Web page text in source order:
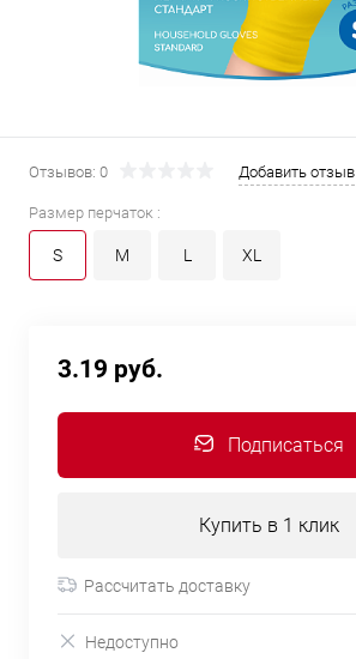
Отзывов: 0 Добавить отзыв
Размер перчаток :
S M L XL
3.19 руб.
Подписаться
Купить в 1 клик
Рассчитать доставку
Недоступно